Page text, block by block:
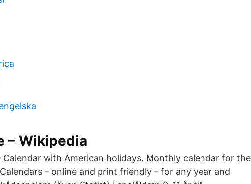
– Wikipedia
Calendar with American holidays. Monthly calendar for the
– online and print friendly – for any year and